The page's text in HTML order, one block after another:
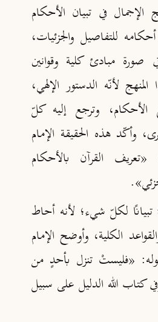
الإجمال في تبيان الأحكام
للتفاصيل والجزئيات،
مبادئ كلية وقوانين
لأنّه الدستور الإلهي،
الأحكام، وترجع إليه كلّ
وأكّد هذه الحقيقة الإمام
القرآن بالأحكام
.
تبيانًا لكلّ شيء؛ لأنه أحاط
الكلية، وأوضح الإمام
«فليستْ تنزل بأحدٍ من
كتاب الله الدليل على سبيل